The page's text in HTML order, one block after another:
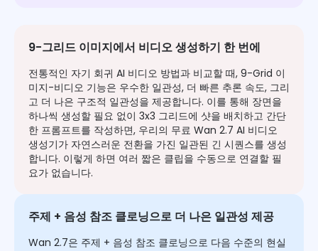
9-그리드 이미지에서 비디오 생성하기 한 번에
전통적인 자기 회귀 AI 비디오 방법과 비교할 때, 9-Grid 이
미지-비디오 기능은 우수한 일관성, 더 빠른 추론 속도, 그리
고 더 나은 구조적 일관성을 제공합니다. 이를 통해 장면을
하나씩 생성할 필요 없이 3x3 그리드에 샷을 배치하고 간단
한 프롬프트를 작성하면, 우리의 무료 Wan 2.7 AI 비디오
생성기가 자연스러운 전환을 가진 일관된 긴 시퀀스를 생성
합니다. 이렇게 하면 여러 짧은 클립을 수동으로 연결할 필
요가 없습니다.
주제 + 음성 참조 클로닝으로 더 나은 일관성 제공
Wan 2.7은 주제 + 음성 참조 클로닝으로 다음 수준의 현실